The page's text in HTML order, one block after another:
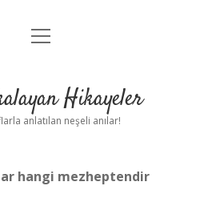
Anasayfa
Yasal Uyarı
menüyü
Hikayeler
anlatılan neşeli anılar!
hangi mezheptendir